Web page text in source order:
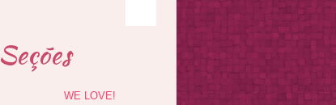
Seções
WE LOVE!